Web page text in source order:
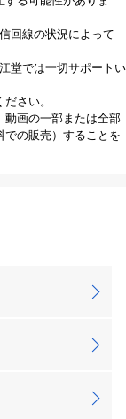
回線の状況によって
堂では一切サポートい
さい。
動画の一部または全部
での販売）することを